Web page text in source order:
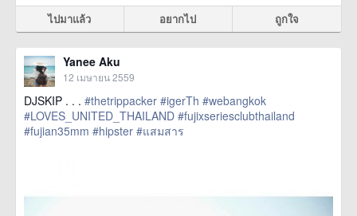
ไปมาแล้ว อยากไป ถูกใจ
Yanee Aku
12 เมษายน 2559
DJSKIP . . . #thetrippacker #igerTh #webangkok
#LOVES_UNITED_THAILAND #fujixseriesclubthailand
#fujian35mm #hipster #แสมสาร